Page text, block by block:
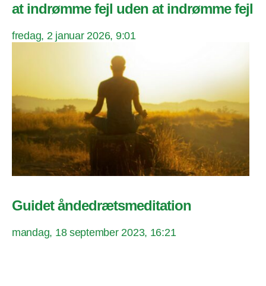
at indrømme fejl uden at indrømme fejl
fredag, 2 januar 2026, 9:01
Guidet åndedrætsmeditation
mandag, 18 september 2023, 16:21